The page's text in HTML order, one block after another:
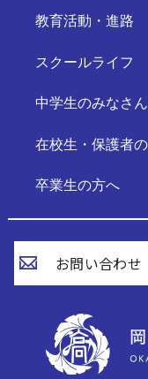
教育活動・進路
スクールライフ
中学生のみなさ
在校生・保護者
卒業生の方へ
お問い合わせ